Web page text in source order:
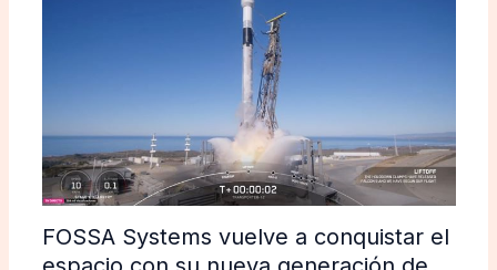
FOSSA Systems vuelve a conquistar el